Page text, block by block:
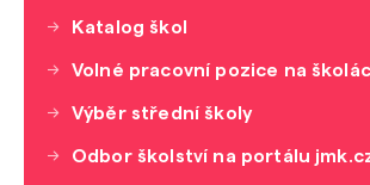
Katalog škol
Volné pracovní pozice na
Výběr střední školy
Odbor školství na portálu